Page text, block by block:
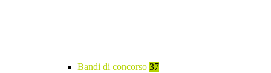
Bandi di concorso 37